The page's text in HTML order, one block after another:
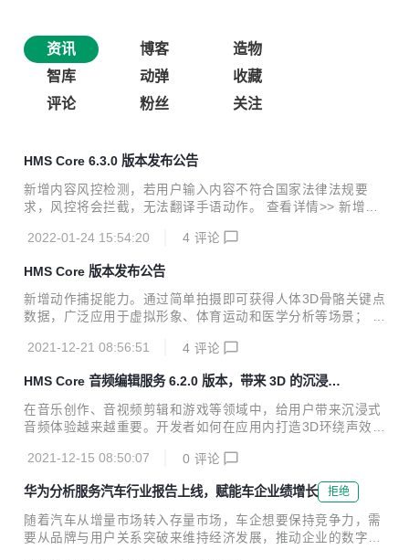
资讯 博客
造物
智库
动弹
收藏
评论
粉丝 关注
HMS Core 6.3.0 版本发布公告
新增内容风控检测，若用户输入内容不符合国家法律法规要
求，风控将会拦截，无法翻译手语动作。 查看详情>> 新增受
广告效率； 新增服务端Java SDK，开发者可以快速集成使用
人脸的动态遮挡，有效保护人脸隐私； 新增曲线变速功能，可
自定义调整视频播放速度，实现非线性变速； 新增裁剪功能，
支持修改图片、视频尺寸。 查看详情>> 新增单麦降噪功能，
满足用户个性化使用需求； 新增原子能力SDK的集成方式，
可自定义UI，开发者能根据App需求自定义使用界面。 查看详
2022-01-24 15:54:20 4 评论
HMS Core 版本发布公告
新增动作捕捉能力。通过简单拍摄即可获得人体3D骨骼关键点
数据，广泛应用于虚拟形象、体育运动和医学分析等场景； 3
力。可根据坐标点绑路，解决因信号丢失或无法绑路而导致的
提供UI SDK和原子能力SDK两种集成方式，其中原子能力SD
K可自定义UI，用户能根据个人喜好自定义使用界面； 原子能
力SDK新增AI剪辑能力，提供人像复活、人物追踪、专属滤
船运动记录； 新增支持加拿大、以色列、摩洛哥、梵蒂冈4个
2021-12-21 08:56:51 4 评论
HMS Core 音频编辑服务 6.2.0 版本，带来 3D 的沉浸式
体验
在音乐创作、音视频剪辑和游戏等领域中，给用户带来沉浸式
音频体验越来越重要。开发者如何在应用内打造3D环绕声效？
可以将人声、乐器等音频元素渲染到指定的三维空间方位，支
持静态和动态渲染两种模式，进一步提升应用中的音效体验。
开发者可以点击查看以下Demo演示，了解集成效果并上手实
验功能特性。 开发实战 1. 开发准备 开发者提前准备音乐素
材，MP3格式最佳。其他音频格式请参考“2.4”步骤转换，视
2021-12-15 08:50:07 0 评论
华为分析服务汽车行业报告上线，赋能车企业绩增长 拒绝
随着汽车从增量市场转入存量市场，车企想要保持竞争力，需
要从品牌与用户关系突破来维持经济发展，推动企业的数字化